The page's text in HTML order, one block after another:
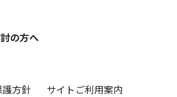
の方へ
護方針
サイトご利用案内